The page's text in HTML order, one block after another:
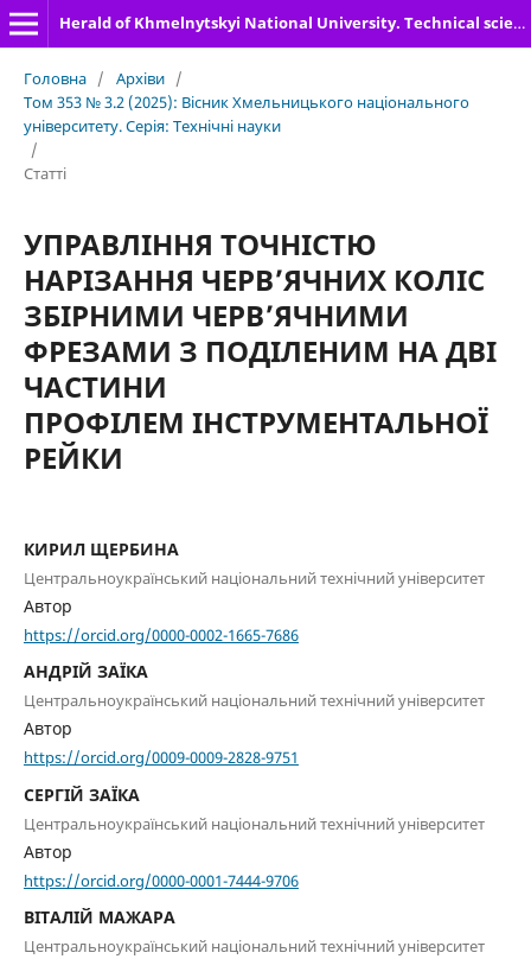
Herald of Khmelnytskyi National University. Technical sciences
Головна / Архіви /
Том 353 № 3.2 (2025): Вісник Хмельницького національного
університету. Серія: Технічні науки
/
Статті
УПРАВЛІННЯ ТОЧНІСТЮ
НАРІЗАННЯ ЧЕРВ’ЯЧНИХ КОЛІС
ЗБІРНИМИ ЧЕРВ’ЯЧНИМИ
ФРЕЗАМИ З ПОДІЛЕНИМ НА ДВІ
ЧАСТИНИ
ПРОФІЛЕМ ІНСТРУМЕНТАЛЬНОЇ
РЕЙКИ
КИРИЛ ЩЕРБИНА
Центральноукраїнський національний технічний університет
Автор
https://orcid.org/0000-0002-1665-7686
АНДРІЙ ЗАЇКА
Центральноукраїнський національний технічний університет
Автор
https://orcid.org/0009-0009-2828-9751
СЕРГІЙ ЗАЇКА
Центральноукраїнський національний технічний університет
Автор
https://orcid.org/0000-0001-7444-9706
ВІТАЛІЙ МАЖАРА
Центральноукраїнський національний технічний університет